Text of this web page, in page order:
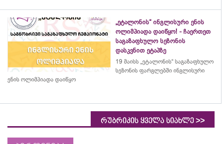
„ეტალონის“ ინგლისური ენის
ოლიმპიადა დაიწყო! - ჩაერთეთ
საგაზაფხულო სეზონის
დასკვნით ეტაპზე
19 მაისს „ეტალონის“ საგაზაფხულო
სეზონის ფარგლებში ინგლისური
ენის ოლიმპიადა დაიწყო
რუბრიკის ყველა სიახლე >>